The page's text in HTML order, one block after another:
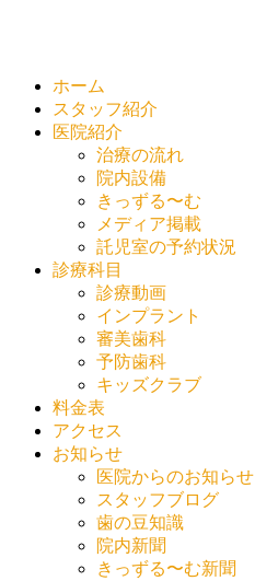
ホーム
スタッフ紹介
医院紹介
治療の流れ
院内設備
きっずる〜む
メディア掲載
託児室の予約状況
診療科目
診療動画
インプラント
審美歯科
予防歯科
キッズクラブ
料金表
アクセス
お知らせ
医院からのお知らせ
スタッフブログ
歯の豆知識
院内新聞
きっずる〜む新聞